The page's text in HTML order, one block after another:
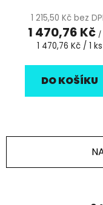
1 215,50 Kč bez
1 470,76 Kč /
Měrná
1 470,76 Kč / 1 ks
DO KOŠÍKU